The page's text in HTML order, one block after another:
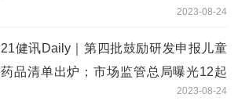
2023-08-24
21健讯Daily｜第四批鼓励研发申报儿童
药品清单出炉；市场监管总局曝光12起
2023-08-24